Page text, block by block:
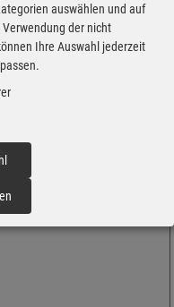
auswählen und auf
Verwendung der nicht
Ihre Auswahl jederzeit